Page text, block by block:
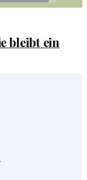
bleibt ein